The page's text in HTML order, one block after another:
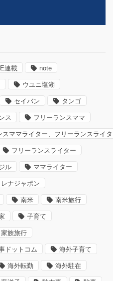
連載 note
ウユニ塩湖
セイバン タンゴ
ス フリーランスママ
ママライター、フリーランスライ
フリーランスライター
ル ママライター
レナジャポン
南米 南米旅行
子育て
家族旅行
ドットコム 海外子育て
海外転勤 海外駐在